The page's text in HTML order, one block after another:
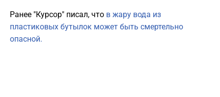
Ранее "Курсор" писал, что в жару вода из
пластиковых бутылок может быть смертельно
опасной.